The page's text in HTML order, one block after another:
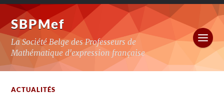
SBPMef
La Société Belge des Professeurs de
Mathématique d'expression française
ACTUALITÉS